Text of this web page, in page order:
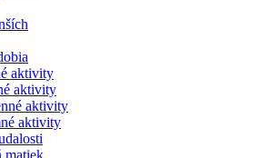
aktivity
aktivity
aktivity
aktivity
matiek